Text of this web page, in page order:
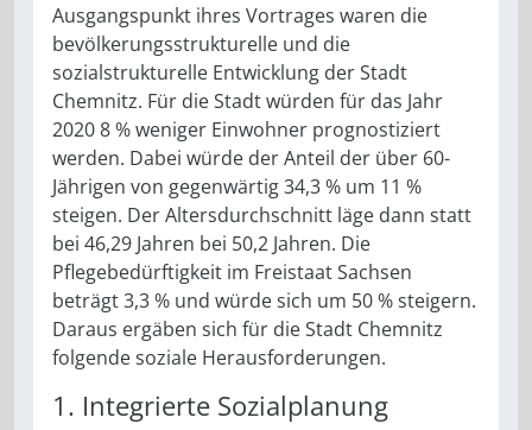
Ausgangspunkt ihres Vortrages waren die
bevölkerungsstrukturelle und die
sozialstrukturelle Entwicklung der Stadt
Chemnitz. Für die Stadt würden für das Jahr
2020 8 % weniger Einwohner prognostiziert
werden. Dabei würde der Anteil der über 60-
Jährigen von gegenwärtig 34,3 % um 11 %
steigen. Der Altersdurchschnitt läge dann statt
bei 46,29 Jahren bei 50,2 Jahren. Die
Pflegebedürftigkeit im Freistaat Sachsen
beträgt 3,3 % und würde sich um 50 % steigern.
Daraus ergäben sich für die Stadt Chemnitz
folgende soziale Herausforderungen.
1. Integrierte Sozialplanung